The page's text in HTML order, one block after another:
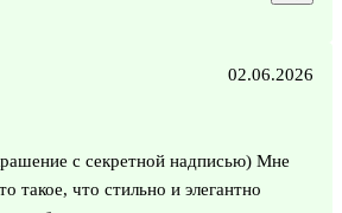
02.06.2026
с секретной надписью) Мне
такое, что стильно и элегантно